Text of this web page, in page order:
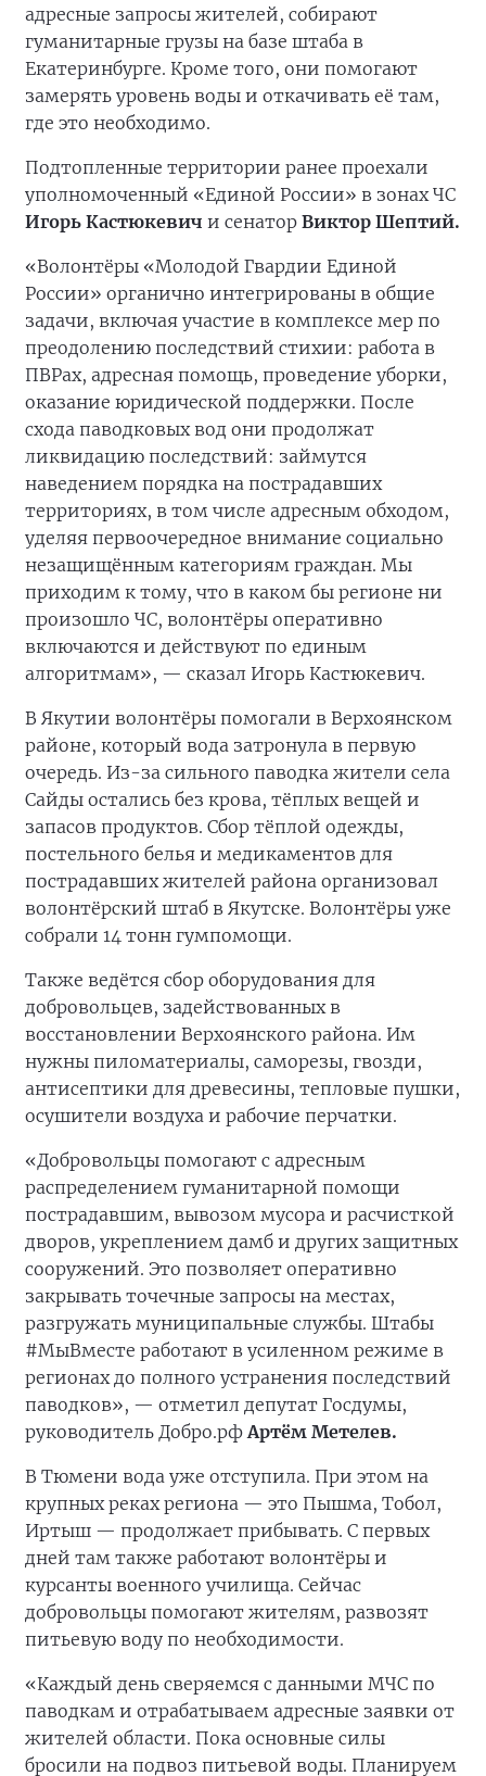
адресные запросы жителей, собирают
гуманитарные грузы на базе штаба в
Екатеринбурге. Кроме того, они помогают
замерять уровень воды и откачивать её там,
где это необходимо.
Подтопленные территории ранее проехали
уполномоченный «Единой России» в зонах ЧС
Игорь Кастюкевич и сенатор Виктор Шептий.
«Волонтёры «Молодой Гвардии Единой
России» органично интегрированы в общие
задачи, включая участие в комплексе мер по
преодолению последствий стихии: работа в
ПВРах, адресная помощь, проведение уборки,
оказание юридической поддержки. После
схода паводковых вод они продолжат
ликвидацию последствий: займутся
наведением порядка на пострадавших
территориях, в том числе адресным обходом,
уделяя первоочередное внимание социально
незащищённым категориям граждан. Мы
приходим к тому, что в каком бы регионе ни
произошло ЧС, волонтёры оперативно
включаются и действуют по единым
алгоритмам», — сказал Игорь Кастюкевич.
В Якутии волонтёры помогали в Верхоянском
районе, который вода затронула в первую
очередь. Из-за сильного паводка жители села
Сайды остались без крова, тёплых вещей и
запасов продуктов. Сбор тёплой одежды,
постельного белья и медикаментов для
пострадавших жителей района организовал
волонтёрский штаб в Якутске. Волонтёры уже
собрали 14 тонн гумпомощи.
Также ведётся сбор оборудования для
добровольцев, задействованных в
восстановлении Верхоянского района. Им
нужны пиломатериалы, саморезы, гвозди,
антисептики для древесины, тепловые пушки,
осушители воздуха и рабочие перчатки.
«Добровольцы помогают с адресным
распределением гуманитарной помощи
пострадавшим, вывозом мусора и расчисткой
дворов, укреплением дамб и других защитных
сооружений. Это позволяет оперативно
закрывать точечные запросы на местах,
разгружать муниципальные службы. Штабы
#МыВместе работают в усиленном режиме в
регионах до полного устранения последствий
паводков», — отметил депутат Госдумы,
руководитель Добро.рфАртём Метелев.
В Тюмени вода уже отступила. При этом на
крупных реках региона — это Пышма, Тобол,
Иртыш — продолжает прибывать. С первых
дней там также работают волонтёры и
курсанты военного училища. Сейчас
добровольцы помогают жителям, развозят
питьевую воду по необходимости.
«Каждый день сверяемся с данными МЧС по
паводкам и отрабатываем адресные заявки от
жителей области. Пока основные силы
бросили на подвоз питьевой воды. Планируем